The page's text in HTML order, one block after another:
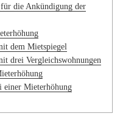
die Ankündigung der
dem Mietspiegel
drei Vergleichswohnungen
einer Mieterhöhung